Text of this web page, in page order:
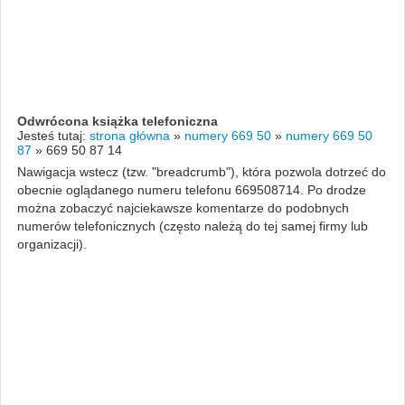
Odwrócona książka telefoniczna
Jesteś tutaj: strona główna » numery 669 50 » numery 669 50
87 » 669 50 87 14
Nawigacja wstecz (tzw. "breadcrumb"), która pozwola dotrzeć do
obecnie oglądanego numeru telefonu 669508714. Po drodze
można zobaczyć najciekawsze komentarze do podobnych
numerów telefonicznych (często należą do tej samej firmy lub
organizacji).